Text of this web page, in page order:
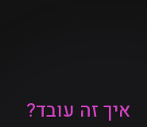
איך זה עובד?